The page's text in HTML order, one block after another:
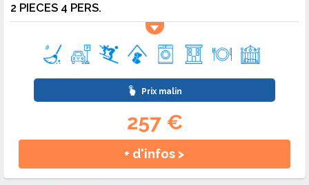
2 PIECES 4 PERS.
Prix malin
257 €
+ d'infos >